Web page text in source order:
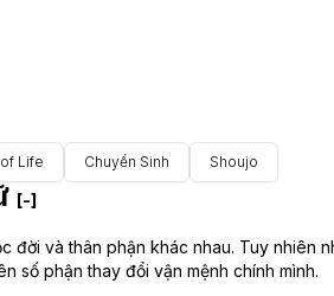
Life Chuyển Sinh Shoujo
[-]
đời và thân phận khác nhau. Tuy nhiên
số phận thay đổi vận mệnh chính mình.